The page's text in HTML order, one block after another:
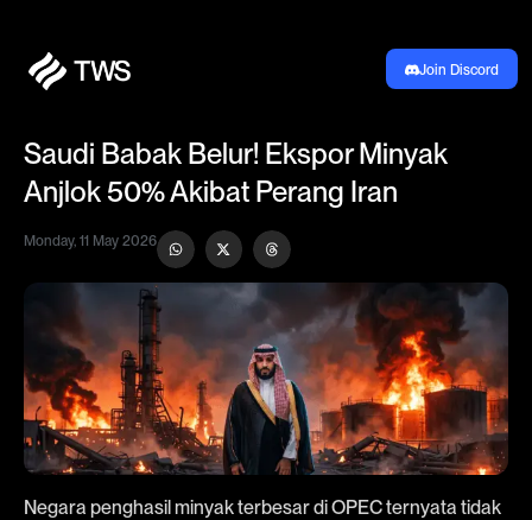
Join Discord
Saudi Babak Belur! Ekspor Minyak
Anjlok 50% Akibat Perang Iran
Monday, 11 May 2026
Negara penghasil minyak terbesar di OPEC ternyata tidak